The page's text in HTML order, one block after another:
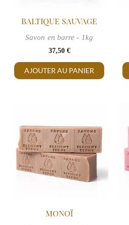
BALTIQUE SAUVAGE
Savon en barre - 1kg
37,50 €
AJOUTER AU PANIER
MONOÏ